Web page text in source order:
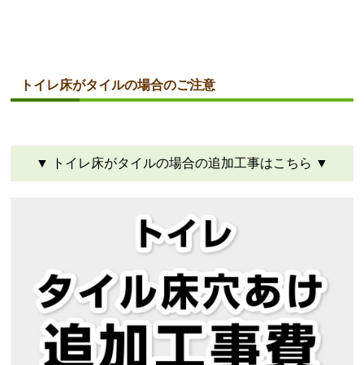
トイレ床がタイルの場合のご注意
▼ トイレ床がタイルの場合の追加工事はこちら ▼